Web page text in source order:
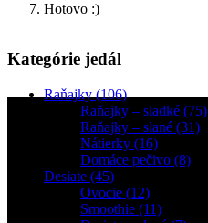
Hotovo :)
Kategórie jedál
Raňajky (106)
Raňajky – sladké (75)
Raňajky – slané (31)
Nátierky (16)
Domáce pečivo (8)
Desiate (45)
Ovocie (12)
Smoothie (11)